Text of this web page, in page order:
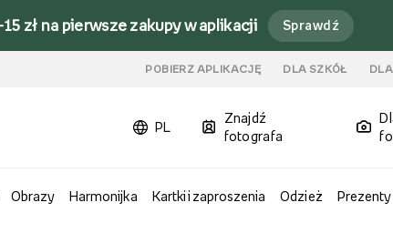
zł na pierwsze zakupy w aplikacji Sprawdź
POBIERZ APLIKACJĘ DLA SZKÓŁ
PL
Znajdź
fotografa
Obrazy Harmonijka Kartki i zaproszenia Odzież Prezenty